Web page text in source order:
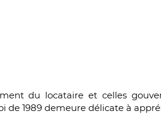
du locataire et celles
de 1989 demeure délicate à